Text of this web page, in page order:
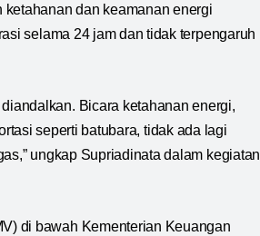
dan keamanan energi
selama 24 jam dan tidak terpengaruh
Bicara ketahanan energi,
seperti batubara, tidak ada lagi
ungkap Supriadinata dalam kegiatan
di bawah Kementerian Keuangan